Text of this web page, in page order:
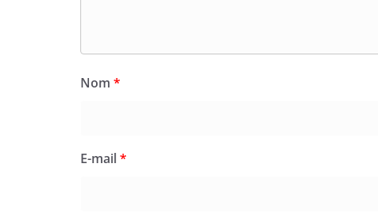
Nom *
E-mail*